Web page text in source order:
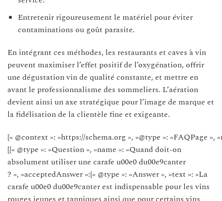
Entretenir rigoureusement le matériel pour éviter
contaminations ou goût parasite.
En intégrant ces méthodes, les restaurants et caves à vin
peuvent maximiser l’effet positif de l’oxygénation, offrir
une dégustation vin de qualité constante, et mettre en
avant le professionnalisme des sommeliers. L’aération
devient ainsi un axe stratégique pour l’image de marque et
la fidélisation de la clientèle fine et exigeante.
{« @context »: »https://schema.org », »@type »: »FAQPage »,
[{« @type »: »Question », »name »: »Quand doit-on
absolument utiliser une carafe u00e0 du00e9canter
? », »acceptedAnswer »:{« @type »: »Answer », »text »: »La
carafe u00e0 du00e9canter est indispensable pour les vins